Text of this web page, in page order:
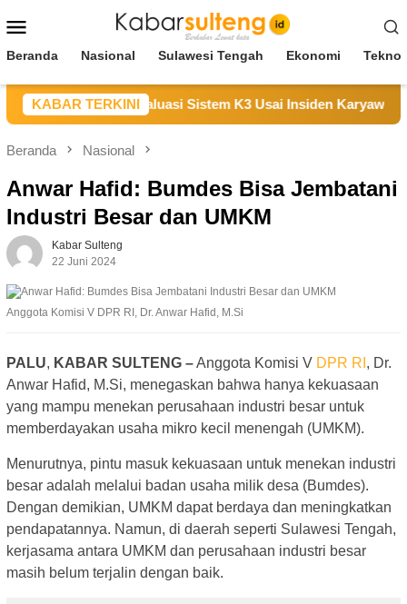
ke
Mobile
Beranda Nasional Sulawesi Tengah Ekonomi
KABAR TERKINI
Duka, Janji Evaluasi Sistem K3 Usai Insiden Karyawan di
Beranda Nasional
Anwar Hafid: Bumdes Bisa Jembatani
Industri Besar dan UMKM
Kabar Sulteng
22 Juni 2024
Anggota Komisi V DPR RI, Dr. Anwar Hafid, M.Si
PALU, KABAR SULTENG –Anggota Komisi V DPR RI , Dr.
Anwar Hafid, M.Si, menegaskan bahwa hanya kekuasaan
yang mampu menekan perusahaan industri besar untuk
memberdayakan usaha mikro kecil menengah (UMKM).
Menurutnya, pintu masuk kekuasaan untuk menekan industri
besar adalah melalui badan usaha milik desa (Bumdes).
Dengan demikian, UMKM dapat berdaya dan meningkatkan
pendapatannya. Namun, di daerah seperti Sulawesi Tengah,
kerjasama antara UMKM dan perusahaan industri besar
masih belum terjalin dengan baik.